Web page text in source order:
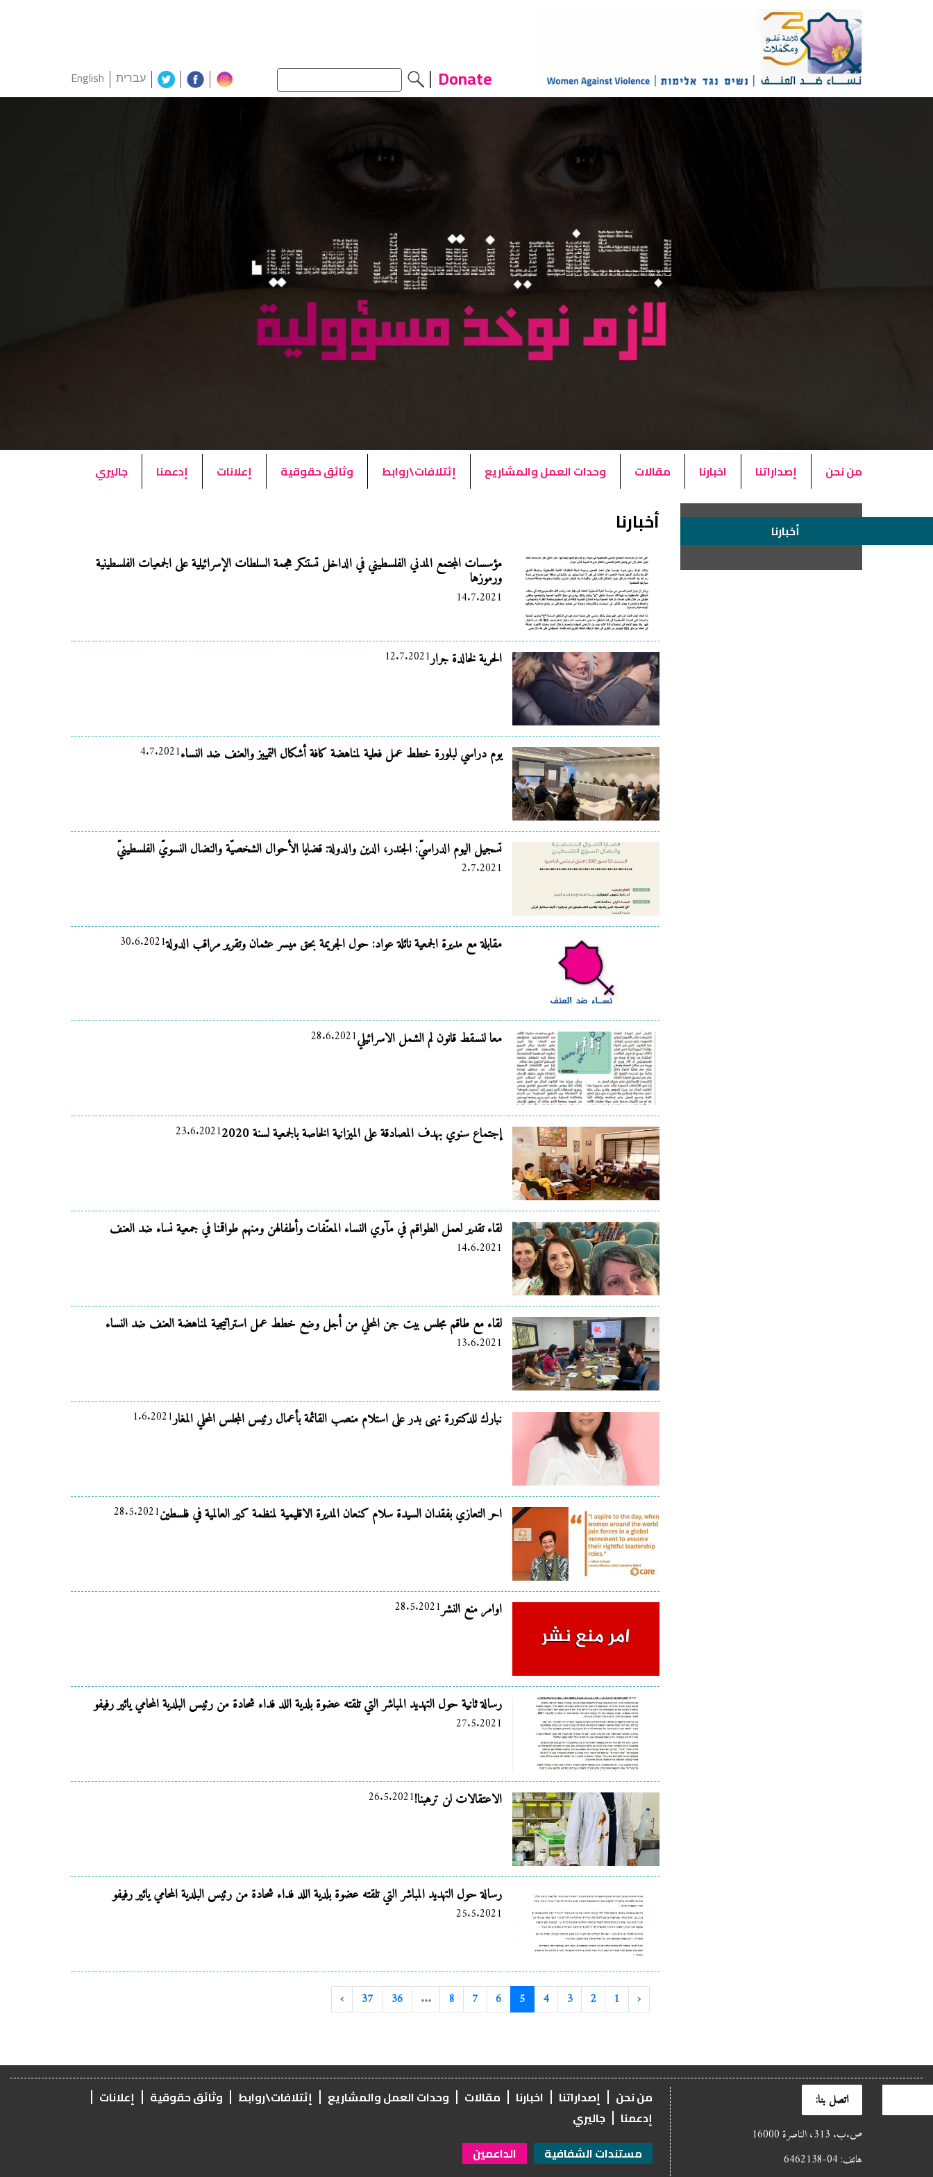
Donate עברית English
من نحن إصداراتنا اخبارنا مقالات وحدات العمل والمشاريع إئتلافات\روابط وثائق حقوقية إعلانات إدعمنا جاليري
أخبارنا أخبارنا
مؤسسات المجتمع المدني الفلسطيني في الداخل تستنكر هجمة السلطات الإسرائيلية على الجمعيات الفلسطينية
ورموزها
14.7.2021
الحرية لخالدة جرار12.7.2021
يوم دراسي لبلورة خطط عمل فعلية لمناهضة كافة أشكال التمييز والعنف ضد النساء4.7.2021
تسجيل اليوم الدراسيّ: الجندر، الدين والدولة: قضايا الأحوال الشخصيّة والنضال النسويّ الفلسطينيّ
2.7.2021
مقابلة مع مديرة الجمعية نائلة عواد: حول الجريمة بحق ميسر عثمان وتقرير مراقب الدولة30.6.2021
معا لنسقط قانون لم الشمل الاسرائيلي28.6.2021
إجتماع سنوي بهدف المصادقة على الميزانية الخاصة بالجمعية لسنة 2020 23.6.2021
لقاء تقدير لعمل الطواقم في مآوي النساء المعنّفات وأطفالهن ومنهم طواقمنا في جمعية نساء ضد العنف
14.6.2021
لقاء مع طاقم مجلس بيت جن المحلي من أجل وضع خطط عمل استراتيجية لمناهضة العنف ضد النساء
13.6.2021
نبارك للدكتورة نهى بدر على استلام منصب القائمة بأعمال رئيس المجلس المحلي المغار1.6.2021
احر التعازي بفقدان السيدة سلام كنعان المديرة الاقليمية لمنظمة كير العالمية في فلسطين28.5.2021
اوامر منع النشر28.5.2021
رسالة ثانية حول التهديد المباشر التي تلقته عضوة بلدية اللد فداء شحادة من رئيس البلدية المحامي يائير رفيفو
27.5.2021
الاعتقالات لن ترهبنا!26.5.2021
رسالة حول التهديد المباشر التي تلقته عضوة بلدية اللد فداء شحادة من رئيس البلدية المحامي يائير رفيفو
25.5.2021
‹
1
2
3
4
5
6
7
8
...
36
37
›
اتصل بنا:
ص.ب. 313، الناصرة 16000
هاتف: 04-6462138
من نحن إصداراتنا اخبارنا مقالات وحدات العمل والمشاريع إئتلافات\روابط وثائق حقوقية
إعلانات
إدعمنا
جاليري
مستندات الشفافية
الداعمين